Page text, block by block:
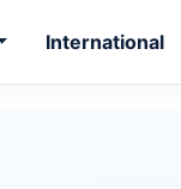
International